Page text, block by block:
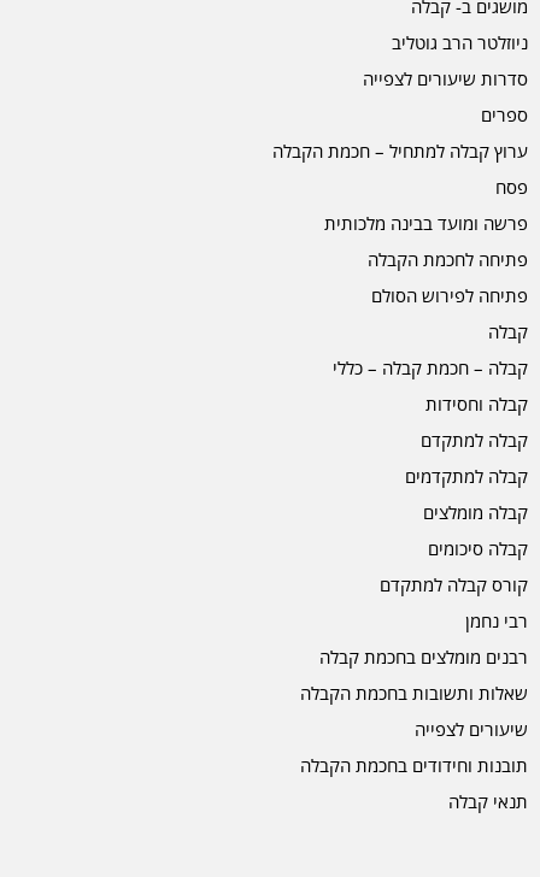
מושגים ב- קבלה
ניוזלטר הרב גוטליב
סדרות שיעורים לצפייה
ספרים
ערוץ קבלה למתחיל – חכמת הקבלה
פסח
פרשה ומועד בבינה מלכותית
פתיחה לחכמת הקבלה
פתיחה לפירוש הסולם
קבלה
קבלה – חכמת קבלה – כללי
קבלה וחסידות
קבלה למתקדם
קבלה למתקדמים
קבלה מומלצים
קבלה סיכומים
קורס קבלה למתקדם
רבי נחמן
רבנים מומלצים בחכמת קבלה
שאלות ותשובות בחכמת הקבלה
שיעורים לצפייה
תובנות וחידודים בחכמת הקבלה
תנאי קבלה